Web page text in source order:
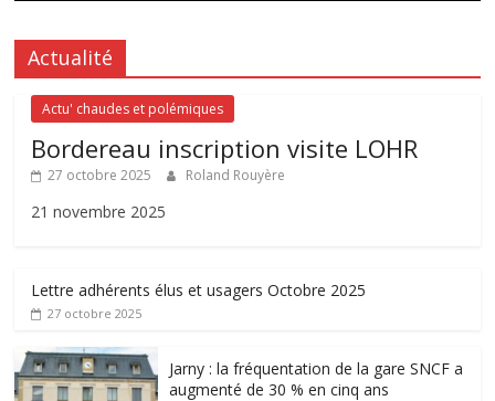
Actualité
Actu' chaudes et polémiques
Bordereau inscription visite LOHR
27 octobre 2025 Roland Rouyère
21 novembre 2025
Lettre adhérents élus et usagers Octobre 2025
27 octobre 2025
Jarny : la fréquentation de la gare SNCF a
augmenté de 30 % en cinq ans